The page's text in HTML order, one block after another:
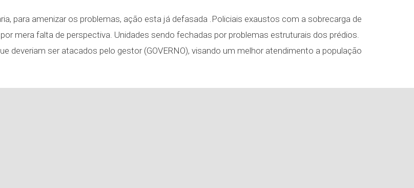
para amenizar os problemas, ação esta já defasada .Policiais exaustos com a sobrecarga de
mera falta de perspectiva. Unidades sendo fechadas por problemas estruturais dos prédios.
deveriam ser atacados pelo gestor (GOVERNO), visando um melhor atendimento a população